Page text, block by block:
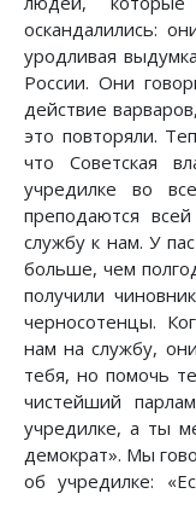
оскандалились:
уродливая
России. Они
действие
это повторяли.
что Советская
учредилке во
преподаются
службу к нам. У
больше, чем
получили
черносотенцы.
нам на службу,
тебя, но помочь
чистейший
учредилке, а ты
демократ». Мы
об учредилке: